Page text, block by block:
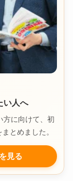
い人へ
方に向けて、初
とめました。
見る